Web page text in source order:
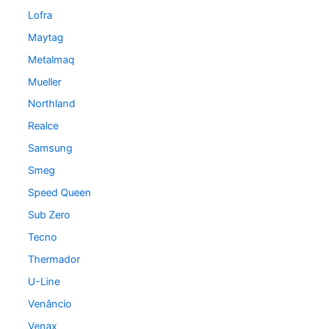
Lofra
Maytag
Metalmaq
Mueller
Northland
Realce
Samsung
Smeg
Speed Queen
Sub Zero
Tecno
Thermador
U-Line
Venâncio
Venax